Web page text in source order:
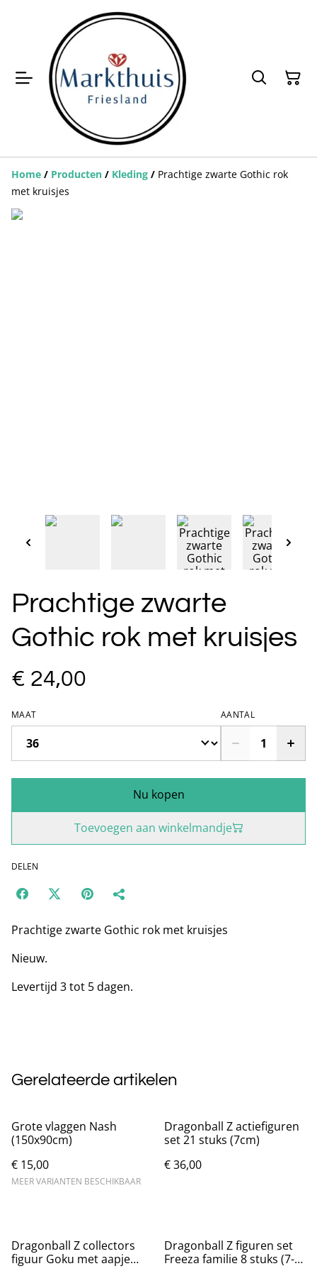
Home / Producten / Kleding / Prachtige zwarte Gothic rok
met kruisjes
Prachtige zwarte
Gothic rok met kruisjes
€ 24,00
MAAT AANTAL
Nu kopen
Toevoegen aan winkelmandje
DELEN
Prachtige zwarte Gothic rok met kruisjes
Nieuw.
Levertijd 3 tot 5 dagen.
Gerelateerde artikelen
Grote vlaggen Nash
(150x90cm)
€ 15,00
MEER VARIANTEN BESCHIKBAAR
Dragonball Z actiefiguren
set 21 stuks (7cm)
€ 36,00
Dragonball Z collectors
figuur Goku met aapje
Dragonball Z figuren set
Freeza familie 8 stuks (7-